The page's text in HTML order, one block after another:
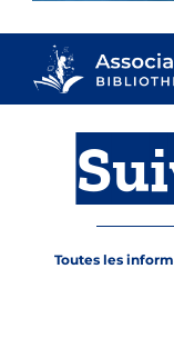
Toutes les